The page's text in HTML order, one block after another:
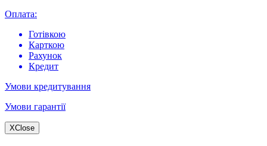
Оплата:
Готівкою
Карткою
Рахунок
Кредит
Умови кредитування
Умови гарантії
XClose